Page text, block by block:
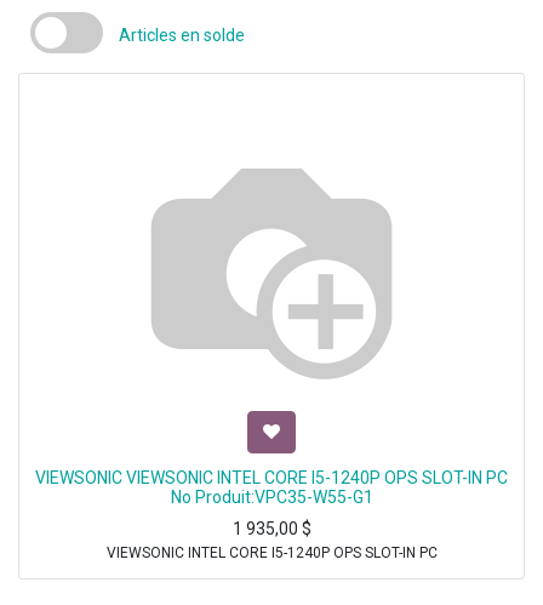
Articles en solde
VIEWSONIC VIEWSONIC INTEL CORE I5-1240P OPS SLOT-IN PC
No Produit:VPC35-W55-G1
1 935,00 $
VIEWSONIC INTEL CORE I5-1240P OPS SLOT-IN PC